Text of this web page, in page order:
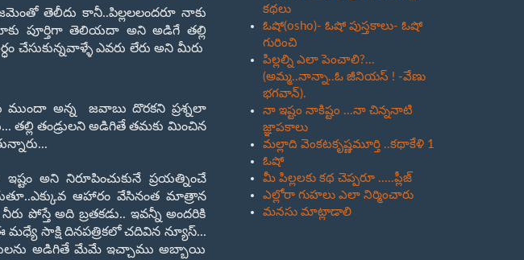
తెలీదు కానీ..పిల్లలలందరూ నాకు
పూర్తిగా తెలియదా అని అడిగే తల్లి
చేసుకున్నవాళ్ళే ఎవరు లేరు అని మీరు
ముందా అన్న జవాబు దొరకని ప్రశ్నలా
తండ్రులని అడిగితే తమకు మించిన
అని నిరూపించుకునే ప్రయత్నించే
ఆహారం వేసినంత మాత్రాన
పోస్తే అది బ్రతకడు.. ఇవన్నీ అందరికి
మధ్యే సాక్షి దినపత్రికలో చదివిన న్యూస్...
అడిగితే మేమే ఇచ్చాము అబ్బాయి
కథలు
ఓషో(osho)- ఓషో పుస్తకాలు- ఓషో
గురించి
పిల్లల్ని ఎలా పెంచాలి?...
(అమ్మ..నాన్నా..ఓ జీనియస్ ! -వేణు
భగవాన్).
నా ఇష్టం నాకిష్టం ...నా చిన్ననాటి
జ్ఞాపకాలు
మల్లాది వెంకటకృష్ణమూర్తి ..కథాకేళి 1
ఓషో
మీ పిల్లలకు కథ చెప్పరూ .....ప్లీజ్
ఎల్లోరా గుహలు ఎలా నిర్మించారు
మనసు మాట్లాడాలి